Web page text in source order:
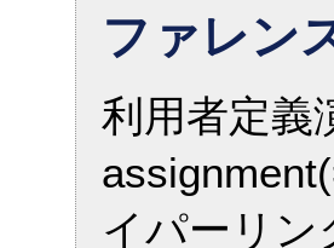
ファレン
利用者定義
イパーリン